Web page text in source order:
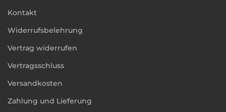
Kontakt
Widerrufsbelehrung
Vertrag widerrufen
Vertragsschluss
Versandkosten
Zahlung und Lieferung